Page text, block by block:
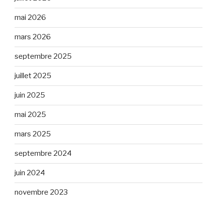
mai 2026
mars 2026
septembre 2025
juillet 2025
juin 2025
mai 2025
mars 2025
septembre 2024
juin 2024
novembre 2023